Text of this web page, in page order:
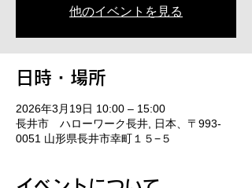
他のイベントを見る
日時・場所
2026年3月19日 10:00 – 15:00
長井市 ハローワーク長井, 日本、〒993-
0051 山形県長井市幸町１５−５